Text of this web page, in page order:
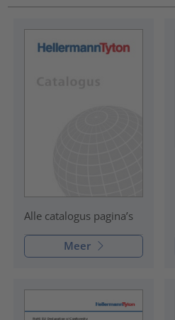
Alle catalogus pagina’s
Meer